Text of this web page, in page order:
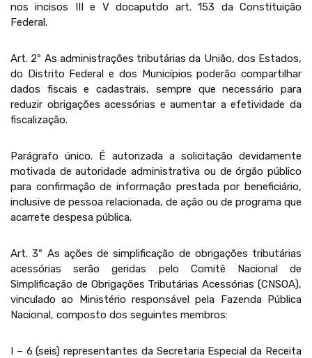
nos incisos III e V docaputdo art. 153 da Constituição
Federal.
Art. 2º As administrações tributárias da União, dos Estados,
do Distrito Federal e dos Municípios poderão compartilhar
dados fiscais e cadastrais, sempre que necessário para
reduzir obrigações acessórias e aumentar a efetividade da
fiscalização.
Parágrafo único. É autorizada a solicitação devidamente
motivada de autoridade administrativa ou de órgão público
para confirmação de informação prestada por beneficiário,
inclusive de pessoa relacionada, de ação ou de programa que
acarrete despesa pública.
Art. 3º As ações de simplificação de obrigações tributárias
acessórias serão geridas pelo Comitê Nacional de
Simplificação de Obrigações Tributárias Acessórias (CNSOA),
vinculado ao Ministério responsável pela Fazenda Pública
Nacional, composto dos seguintes membros:
I – 6 (seis) representantes da Secretaria Especial da Receita